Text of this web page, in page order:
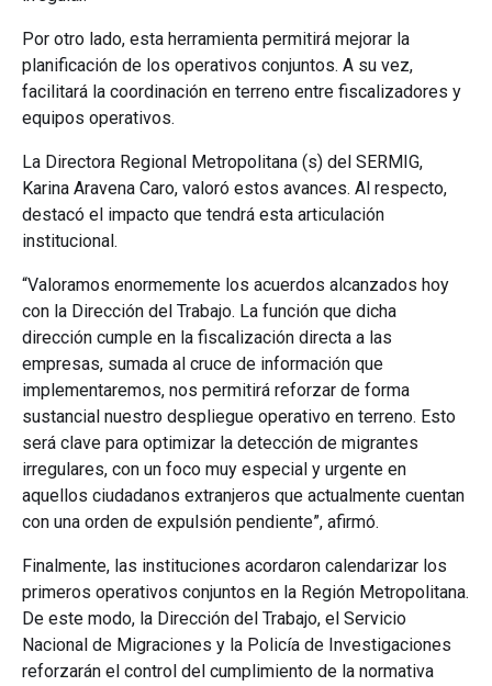
Por otro lado, esta herramienta permitirá mejorar la
planificación de los operativos conjuntos. A su vez,
facilitará la coordinación en terreno entre fiscalizadores y
equipos operativos.
La Directora Regional Metropolitana (s) del SERMIG,
Karina Aravena Caro, valoró estos avances. Al respecto,
destacó el impacto que tendrá esta articulación
institucional.
“Valoramos enormemente los acuerdos alcanzados hoy
con la Dirección del Trabajo. La función que dicha
dirección cumple en la fiscalización directa a las
empresas, sumada al cruce de información que
implementaremos, nos permitirá reforzar de forma
sustancial nuestro despliegue operativo en terreno. Esto
será clave para optimizar la detección de migrantes
irregulares, con un foco muy especial y urgente en
aquellos ciudadanos extranjeros que actualmente cuentan
con una orden de expulsión pendiente”, afirmó.
Finalmente, las instituciones acordaron calendarizar los
primeros operativos conjuntos en la Región Metropolitana.
De este modo, la Dirección del Trabajo, el Servicio
Nacional de Migraciones y la Policía de Investigaciones
reforzarán el control del cumplimiento de la normativa